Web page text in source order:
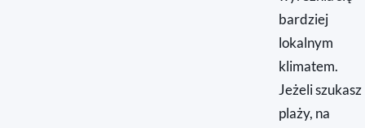
bardziej
lokalnym
klimatem.
Jeżeli szukasz
plaży, na